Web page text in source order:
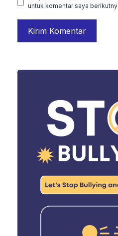
untuk komentar saya